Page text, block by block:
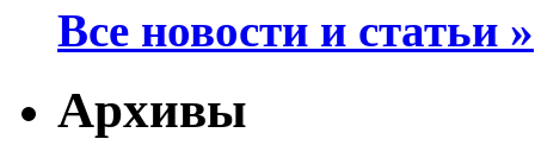
Все новости и статьи »
Архивы